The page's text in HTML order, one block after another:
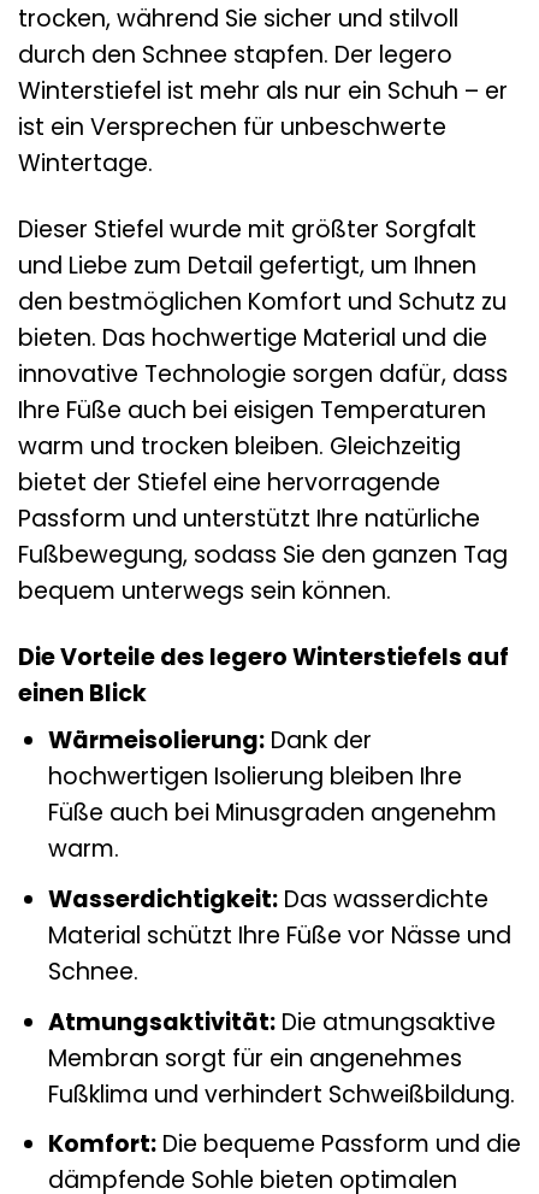
trocken, während Sie sicher und stilvoll
durch den Schnee stapfen. Der legero
Winterstiefel ist mehr als nur ein Schuh – er
ist ein Versprechen für unbeschwerte
Wintertage.
Dieser Stiefel wurde mit größter Sorgfalt
und Liebe zum Detail gefertigt, um Ihnen
den bestmöglichen Komfort und Schutz zu
bieten. Das hochwertige Material und die
innovative Technologie sorgen dafür, dass
Ihre Füße auch bei eisigen Temperaturen
warm und trocken bleiben. Gleichzeitig
bietet der Stiefel eine hervorragende
Passform und unterstützt Ihre natürliche
Fußbewegung, sodass Sie den ganzen Tag
bequem unterwegs sein können.
Die Vorteile des legero Winterstiefels auf
einen Blick
Wärmeisolierung:Dank der
hochwertigen Isolierung bleiben Ihre
Füße auch bei Minusgraden angenehm
warm.
Wasserdichtigkeit:Das wasserdichte
Material schützt Ihre Füße vor Nässe und
Schnee.
Atmungsaktivität:Die atmungsaktive
Membran sorgt für ein angenehmes
Fußklima und verhindert Schweißbildung.
Komfort:Die bequeme Passform und die
dämpfende Sohle bieten optimalen